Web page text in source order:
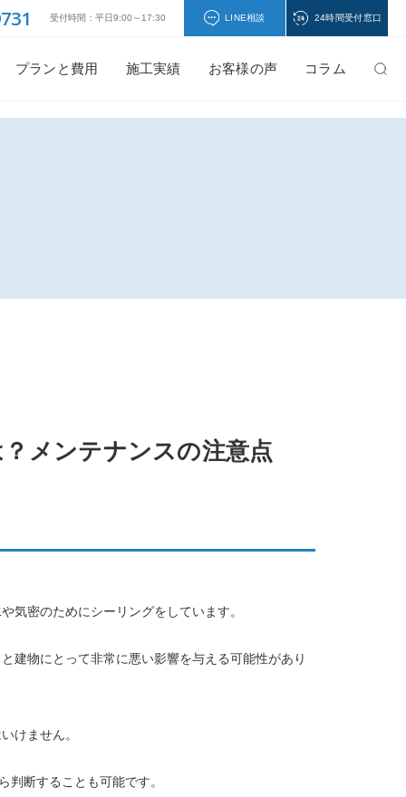
受付時間：平日9:00～17:30 LINE相談 24時間受付窓口
プランと費用 施工実績 お客様の声 コラム
メンテナンスの注意点
気密のためにシーリングをしています。
建物にとって非常に悪い影響を与える可能性があり
けません。
断することも可能です。